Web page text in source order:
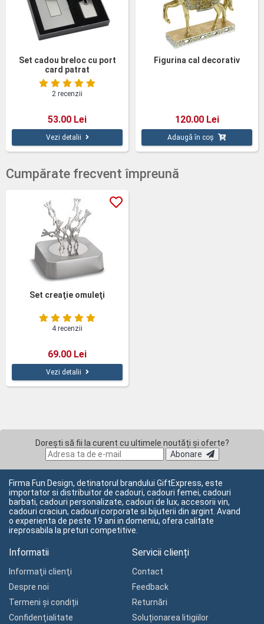
Set cadou breloc cu port
card patrat
2 recenzii
53.00 Lei
Vezi detalii
Figurina cal decorativ
120.00 Lei
Adaugă în coș
Cumpărate frecvent împreună
Set creaţie omuleţi
4 recenzii
69.00 Lei
Vezi detalii
Dorești să fii la curent cu ultimele noutăți și oferte?
Abonare
Firma Fun Design, detinatorul brandului GiftExpress, este
importator si distribuitor de cadouri, cadouri femei, cadouri
barbati, cadouri personalizate, cadouri de lux, accesorii vin,
cadouri craciun, cadouri corporate si bijuterii din argint. Avand
o experienta de peste 19 ani in domeniu, ofera calitate
ireprosabila la preturi competitive.
Informatii
Informaţii clienţi
Despre noi
Termeni și condiții
Confidenţialitate
Servicii clienți
Contact
Feedback
Returnări
Soluționarea litigiilor